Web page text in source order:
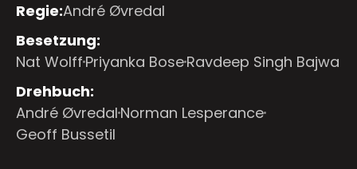
Regie:André Øvredal
Besetzung:
Nat Wolff Priyanka BoseRavdeep Singh Bajwa
Drehbuch:
André Øvredal Norman Lesperance
Geoff Bussetil